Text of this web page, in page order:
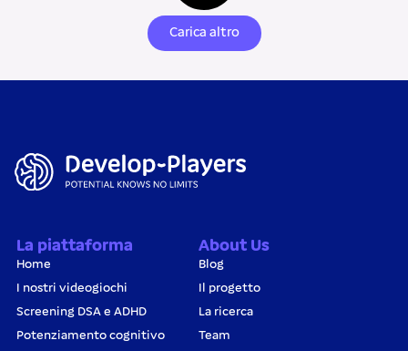
Carica altro
La piattaforma
Home
I nostri videogiochi
Screening DSA e ADHD
Potenziamento cognitivo
About Us
Blog
Il progetto
La ricerca
Team